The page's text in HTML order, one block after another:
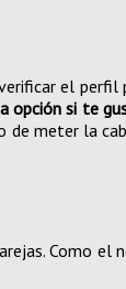
el perfil
opción si te
meter la
Como el